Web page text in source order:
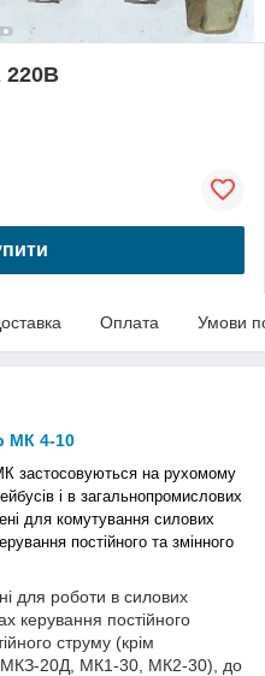
220В
Оплата Умови
МК 4-10
застосовуються на рухомому
і в загальнопромислових
для комутування силових
постійного та змінного
для роботи в силових
керування постійного
струму (крім
МКЗ-20Д, МК1-30, МК2-30), до